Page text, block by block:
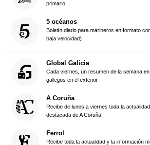
primario
5 océanos
Boletín diario para marineros en formato
baja velocidad)
Global Galicia
Cada viernes, un resumen de la semana
gallegos en el exterior
A Coruña
Recibe de lunes a viernes toda la
destacada de A Coruña
Ferrol
Recibe toda la actualidad y la información